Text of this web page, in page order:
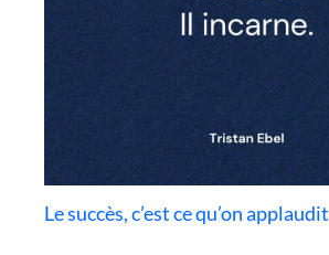
Le succès, c’est ce qu’on applaudit